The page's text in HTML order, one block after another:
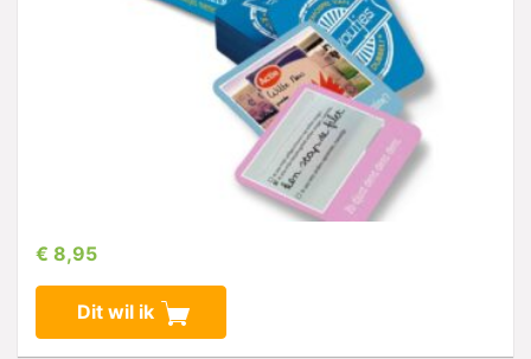
€ 8,95
Dit wil ik